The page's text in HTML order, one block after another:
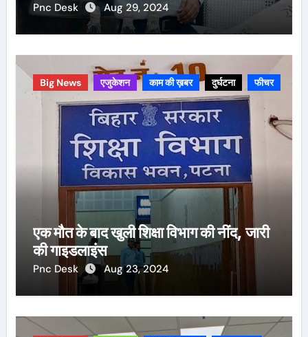
Pnc Desk Aug 29, 2024
Big News एजुकेशन काम की ख़बर दुर्घटना फीचर
एक मौत के बाद खुली शिक्षा विभाग की नींद, जारी
की गाइडलाइंस
Pnc Desk Aug 23, 2024